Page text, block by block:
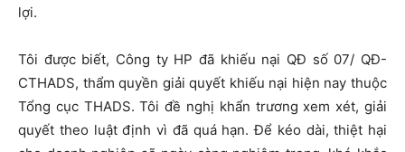
lợi.
Tôi được biết, Công ty HP đã khiếu nại QĐ số 07/ QĐ-
CTHADS, thẩm quyền giải quyết khiếu nại hiện nay thuộc
Tổng cục THADS. Tôi đề nghị khẩn trương xem xét, giải
quyết theo luật định vì đã quá hạn. Để kéo dài, thiệt hại